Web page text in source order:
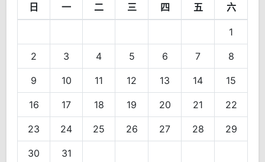
日 一 二 三 四 五 六
1
2 3 4 5 6 7 8
9 10 11 12 13 14 15
16 17 18 19 20 21 22
23 24 25 26 27 28 29
30 31